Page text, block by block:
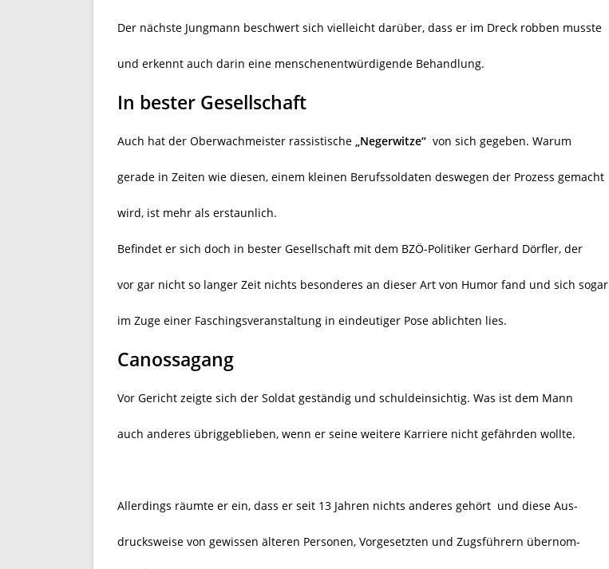
Der nächste Jungmann beschwert sich vielleicht darüber, dass er im Dreck robben musste
und erkennt auch darin eine menschenentwürdigende Behandlung.
In bester Gesellschaft
Auch hat der Oberwachmeister rassistische „Negerwitze“ von sich gegeben. Warum
gerade in Zeiten wie diesen, einem kleinen Berufssoldaten deswegen der Prozess gemacht
wird, ist mehr als erstaunlich.
Befindet er sich doch in bester Gesellschaft mit dem BZÖ-Politiker Gerhard Dörfler, der
vor gar nicht so langer Zeit nichts besonderes an dieser Art von Humor fand und sich sogar
im Zuge einer Faschingsveranstaltung in eindeutiger Pose ablichten lies.
Canossagang
Vor Gericht zeigte sich der Soldat geständig und schuldeinsichtig. Was ist dem Mann
auch anderes übriggeblieben, wenn er seine weitere Karriere nicht gefährden wollte.
Allerdings räumte er ein, dass er seit 13 Jahren nichts anderes gehört und diese Aus-
drucksweise von gewissen älteren Personen, Vorgesetzten und Zugsführern übernom-